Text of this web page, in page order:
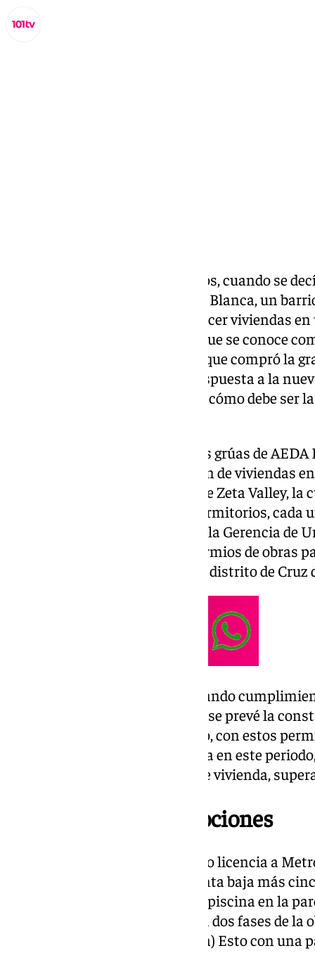
La noticia saltaba hace tres años, cuando se
está aquí». El sector de Sánchez Blanca, un
convertía en un plano donde hacer viviendas
la Generación Z, por lo mismo que se conoce
bandera que sujetaba Urbania, que compró la
2019, por la necesidad de dar respuesta a la
generaciones y a la pregunta de cómo debe ser
Si bien en diciembre de 2024, las grúas de
iniciar las obras de construcción de viviendas
concretamente, la promoción de Zeta Valley,
viviendas de entre uno y tres dormitorios, cada
terraza, garaje y trastero, ahora la Gerencia
Málaga ha concedido cuatro permios de obras
de 359 viviendas nuevas en este distrito de
Con esta nueva cifra, se sigue dando
municipal 2023-2027, en el que se prevé la
viviendas libres. En este sentido, con estos
cifra de vivienda libre promovida en este
de ruta municipal en materia de vivienda,
Cuatro nuevas promociones
En primer lugar, se ha concedido licencia a
un conjunto edificatorio de planta baja más
aparcamientos, 106 trasteros y piscina en la
forma, se autoriza la división en dos fases de
edificatorio y segunda la piscina) Esto con una